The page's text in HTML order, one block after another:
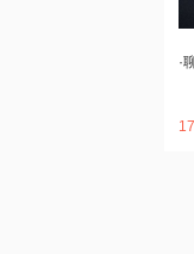
·
17